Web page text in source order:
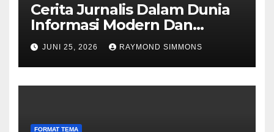
Cerita Jurnalis Dalam Dunia
Informasi Modern Dan
Dinamika Berita
JUNI 25, 2026 RAYMOND SIMMONS
FORMAT TEMA